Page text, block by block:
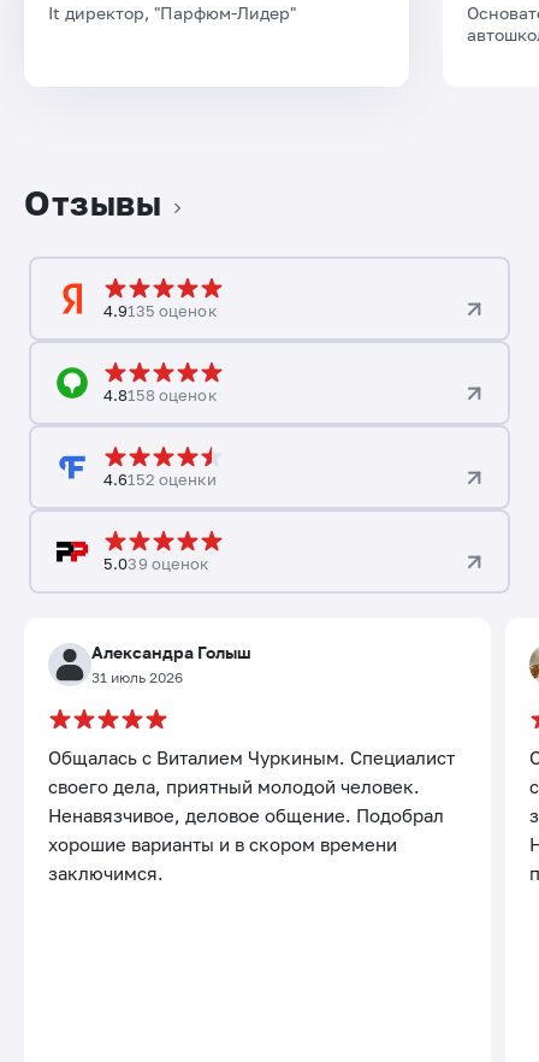
It директор, "Парфюм-Лидер"
Отзывы
4.9135 оценок
4.8158 оценок
4.6152 оценки
5.039 оценок
Александра Голыш
31 июль 2026
Общалась с Виталием Чуркиным. Специалист
своего дела, приятный молодой человек.
Ненавязчивое, деловое общение. Подобрал
хорошие варианты и в скором времени
заключимся.